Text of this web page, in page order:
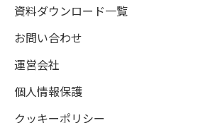
資料ダウンロード一覧
お問い合わせ
運営会社
個人情報保護
クッキーポリシー